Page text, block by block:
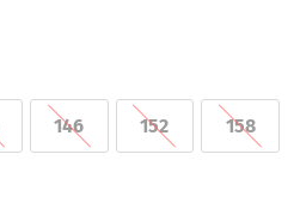
146 152 158